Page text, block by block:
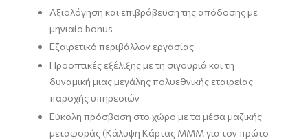
Αξιολόγηση και επιβράβευση της απόδοσης με
μηνιαίο bonus
Εξαιρετικό περιβάλλον εργασίας
Προοπτικές εξέλιξης με τη σιγουριά και τη
δυναμική μιας μεγάλης πολυεθνικής εταιρείας
παροχής υπηρεσιών
Εύκολη πρόσβαση στο χώρο με τα μέσα μαζικής
μεταφοράς (Κάλυψη Κάρτας ΜΜΜ για τον πρώτο